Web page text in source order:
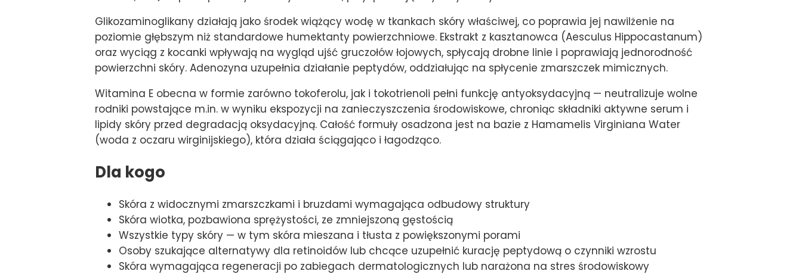
Glikozaminoglikany działają jako środek wiążący wodę w tkankach skóry właściwej, co poprawia jej nawilżenie na
poziomie głębszym niż standardowe humektanty powierzchniowe. Ekstrakt z kasztanowca (Aesculus Hippocastanum)
oraz wyciąg z kocanki wpływają na wygląd ujść gruczołów łojowych, spłycają drobne linie i poprawiają jednorodność
powierzchni skóry. Adenozyna uzupełnia działanie peptydów, oddziałując na spłycenie zmarszczek mimicznych.
Witamina E obecna w formie zarówno tokoferolu, jak i tokotrienoli pełni funkcję antyoksydacyjną — neutralizuje wolne
rodniki powstające m.in. w wyniku ekspozycji na zanieczyszczenia środowiskowe, chroniąc składniki aktywne serum i
lipidy skóry przed degradacją oksydacyjną. Całość formuły osadzona jest na bazie z Hamamelis Virginiana Water
(woda z oczaru wirginijskiego), która działa ściągająco i łagodząco.
Dla kogo
Skóra z widocznymi zmarszczkami i bruzdami wymagająca odbudowy struktury
Skóra wiotka, pozbawiona sprężystości, ze zmniejszoną gęstością
Wszystkie typy skóry — w tym skóra mieszana i tłusta z powiększonymi porami
Osoby szukające alternatywy dla retinoidów lub chcące uzupełnić kurację peptydową o czynniki wzrostu
Skóra wymagająca regeneracji po zabiegach dermatologicznych lub narażona na stres środowiskowy